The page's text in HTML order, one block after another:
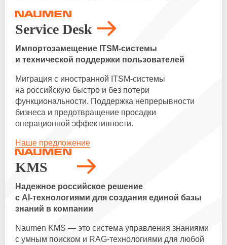
Service Desk
Импортозамещение ITSM-системы
и технической поддержки пользователей
Миграция с иностранной ITSM-системы
на российскую быстро и без потери
функциональности. Поддержка непрерывности
бизнеса и предотвращение просадки
операционной эффективности.
Наше предложение
KMS
Надежное российское решение
с AI-технологиями для создания единой базы
знаний в компании
Naumen KMS — это система управления знаниями
с умным поиском и RAG-технологиями для любой